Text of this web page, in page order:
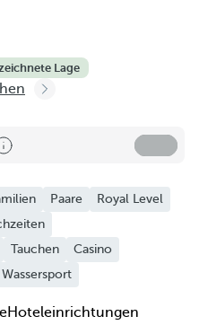
Lage
Paare
Royal Level
Tauchen
Casino
Wassersport
Hoteleinrichtungen